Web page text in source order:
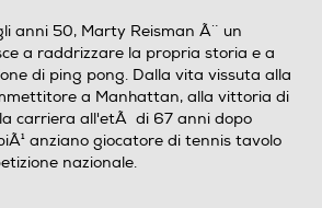
articolo
anni 50, Marty Reisman Ã¨ un
a raddrizzare la propria storia e a
di ping pong. Dalla vita vissuta alla
a Manhattan, alla vittoria di
carriera all'etÃ di 67 anni dopo
anziano giocatore di tennis tavolo
nazionale.